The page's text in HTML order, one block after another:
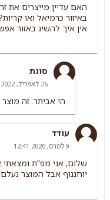
האם עדיין מייצרים את
באיזור כרמיאל ואו
אין איך להשיג באזור
סוגת
26 לאפריל, 2022 10:44
הי אביתר. זה
עודד
9 למרס, 2020 12:41
שלום, אני מפ"ת ומצאתי
יוחננוף אבל המוצר